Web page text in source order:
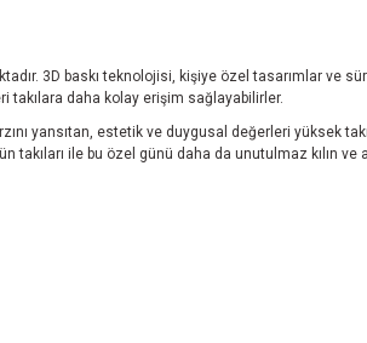
3D baskı teknolojisi, kişiye özel tasarımlar ve
takılara daha kolay erişim sağlayabilirler.
yansıtan, estetik ve duygusal değerleri yüksek
ile bu özel günü daha da unutulmaz kılın ve